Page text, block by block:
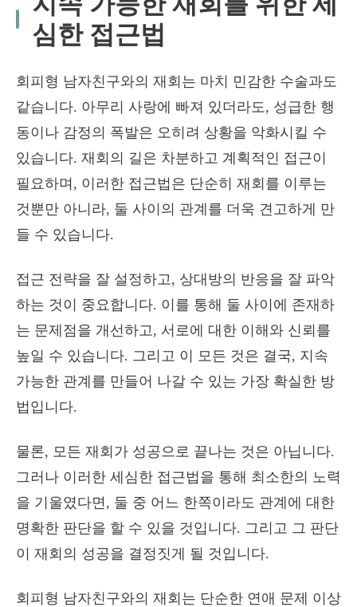
심한 접근법
회피형 남자친구와의 재회는 마치 민감한 수술과도
같습니다. 아무리 사랑에 빠져 있더라도, 성급한 행
동이나 감정의 폭발은 오히려 상황을 악화시킬 수
있습니다. 재회의 길은 차분하고 계획적인 접근이
필요하며, 이러한 접근법은 단순히 재회를 이루는
것뿐만 아니라, 둘 사이의 관계를 더욱 견고하게 만
들 수 있습니다.
접근 전략을 잘 설정하고, 상대방의 반응을 잘 파악
하는 것이 중요합니다. 이를 통해 둘 사이에 존재하
는 문제점을 개선하고, 서로에 대한 이해와 신뢰를
높일 수 있습니다. 그리고 이 모든 것은 결국, 지속
가능한 관계를 만들어 나갈 수 있는 가장 확실한 방
법입니다.
물론, 모든 재회가 성공으로 끝나는 것은 아닙니다.
그러나 이러한 세심한 접근법을 통해 최소한의 노력
을 기울였다면, 둘 중 어느 한쪽이라도 관계에 대한
명확한 판단을 할 수 있을 것입니다. 그리고 그 판단
이 재회의 성공을 결정짓게 될 것입니다.
회피형 남자친구와의 재회는 단순한 연애 문제 이상